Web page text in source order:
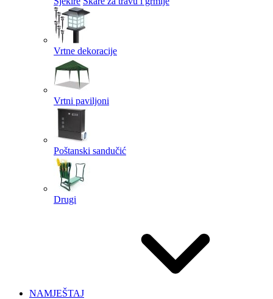
Vrtne dekoracije
Vrtni paviljoni
Poštanski sandučić
Drugi
NAMJEŠTAJ